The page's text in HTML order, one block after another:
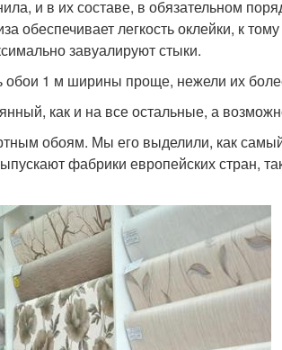
и в их составе, в обязательном
легкость оклейки, к
завуалируют стыки.
обои 1 м ширины проще, нежели их
как и на все остальные, а
обоям. Мы его выделили, как
фабрики европейских стран,